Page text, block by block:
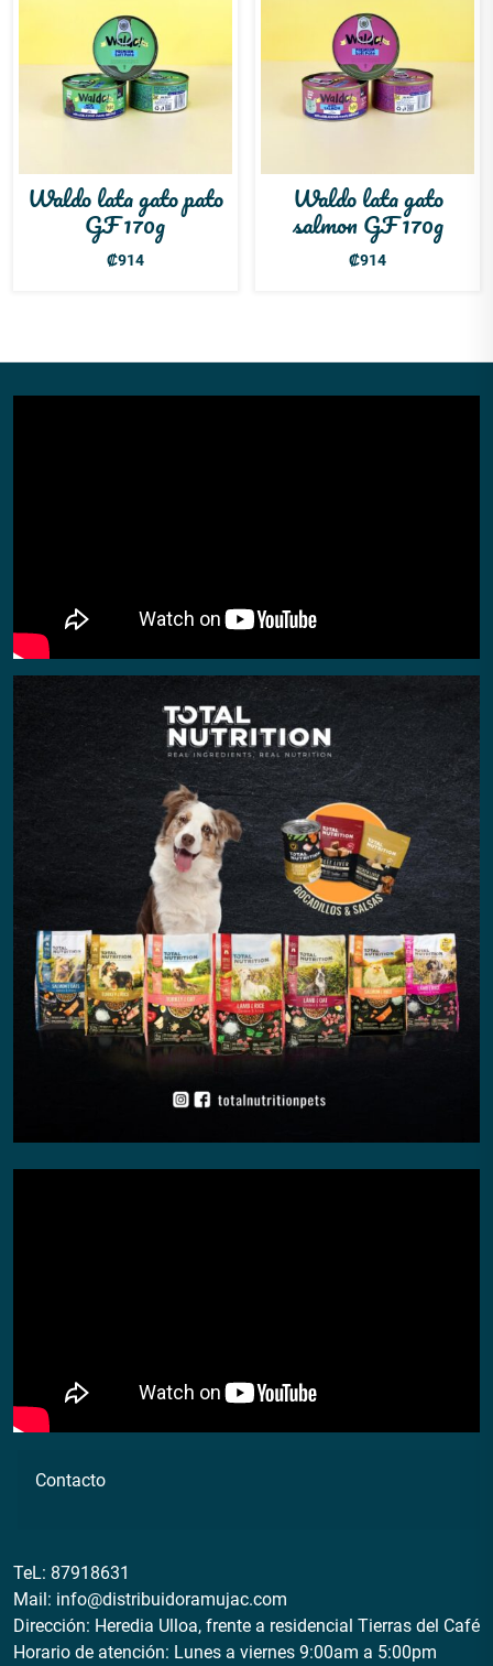
Waldo lata gato pato
GF 170g
₡914
Waldo lata gato
salmon GF 170g
₡914
Contacto
TeL: 87918631
Mail: info@distribuidoramujac.com
Dirección: Heredia Ulloa, frente a residencial Tierras del Café
Horario de atención: Lunes a viernes 9:00am a 5:00pm